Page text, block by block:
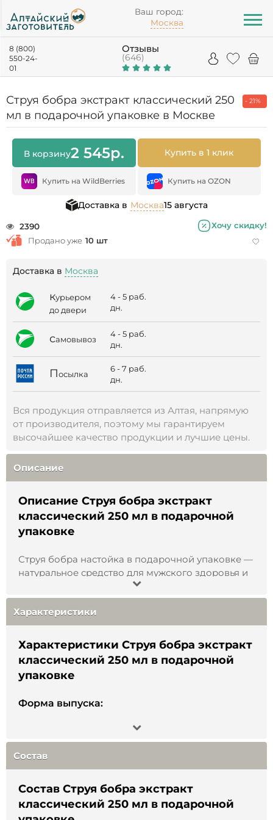
Ваш город:
Москва
8 (800)
550-24-
01
Отзывы
(646)
Струя бобра экстракт классический 250
мл в подарочной упаковке в Москве
- 21%
В корзину2 545р. Купить в 1 клик
Купить на WildBerries Купить на OZON
Доставка в Москва15 августа
2390
Хочу скидку!
Продано уже 10 шт
Доставка в Москва
курьером
до двери
4 - 5 раб.
дн.
самовывоз
4 - 5 раб.
дн.
Посылка
6 - 7 раб.
дн.
Вся продукция отправляется из Алтая, напрямую
от производителя, поэтому мы гарантируем
высочайшее качество продукции и лучшие цены.
Описание
Описание Струя бобра экстракт
классический 250 мл в подарочной
упаковке
Струя бобра настойка в подарочной упаковке —
натуральное средство для мужского здоровья и
Это эффективное натуральное средство,
применяемое в народной медицине для
укрепления иммунитета, повышения потенции и
общего оздоровления организма. Изготовлена
из натуральной бобровой струи, настоянной на
качественном спирте, без искусственных
добавок и консервантов.
- Повышает мужскую силу и либидо
противовоспалительным и антисептическим
- Помогает при хронической усталости, стрессах,
снижении тонуса
- Усиливает иммунитет и сопротивляемость
Характеристики
Характеристики Струя бобра экстракт
классический 250 мл в подарочной
упаковке
Форма выпуска:
Состав
Состав Струя бобра экстракт
классический 250 мл в подарочной